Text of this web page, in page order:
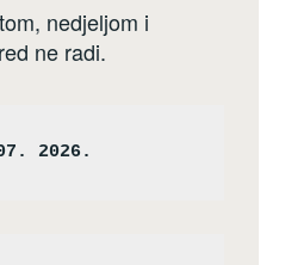
nedjeljom i
ne radi.
2026.